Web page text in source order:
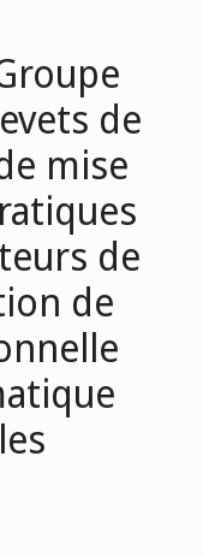
de
mise
de
de